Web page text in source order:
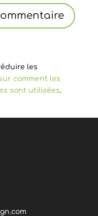
les
comment les
sont utilisées.